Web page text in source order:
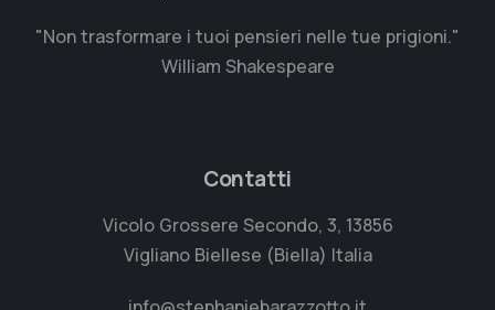
"Non trasformare i tuoi pensieri nelle tue prigioni."
William Shakespeare
Contatti
Vicolo Grossere Secondo, 3, 13856
Vigliano Biellese (Biella) Italia